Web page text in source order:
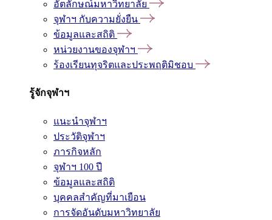
อัตลักษณ์มหาวิทยาลัย
จุฬาฯ กับความยั่งยืน
ข้อมูลและสถิติ
หน่วยงานของจุฬาฯ
ร้องเรียนทุจริตและประพฤติมิชอบ
รู้จักจุฬาฯ
แนะนำจุฬาฯ
ประวัติจุฬาฯ
ภารกิจหลัก
จุฬาฯ 100 ปี
ข้อมูลและสถิติ
บุคคลสำคัญที่มาเยือน
การจัดอันดับมหาวิทยาลัย